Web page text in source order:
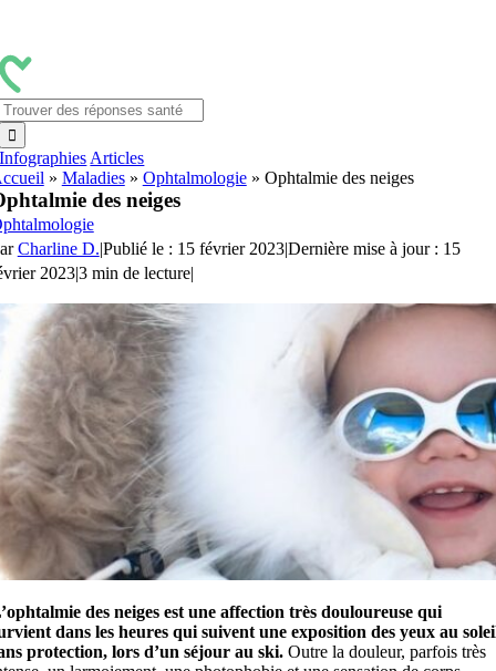
contenu
Infographies Articles
» Maladies» Ophtalmologie» Ophtalmie des neiges
des neiges
Charline D.|Publié le : 15 février 2023|Dernière mise à jour : 15
2023|3 min de lecture|
des neiges est une affection très douloureuse qui
dans les heures qui suivent une exposition des yeux au
protection, lors d’un séjour au ski. Outre la douleur, parfois très